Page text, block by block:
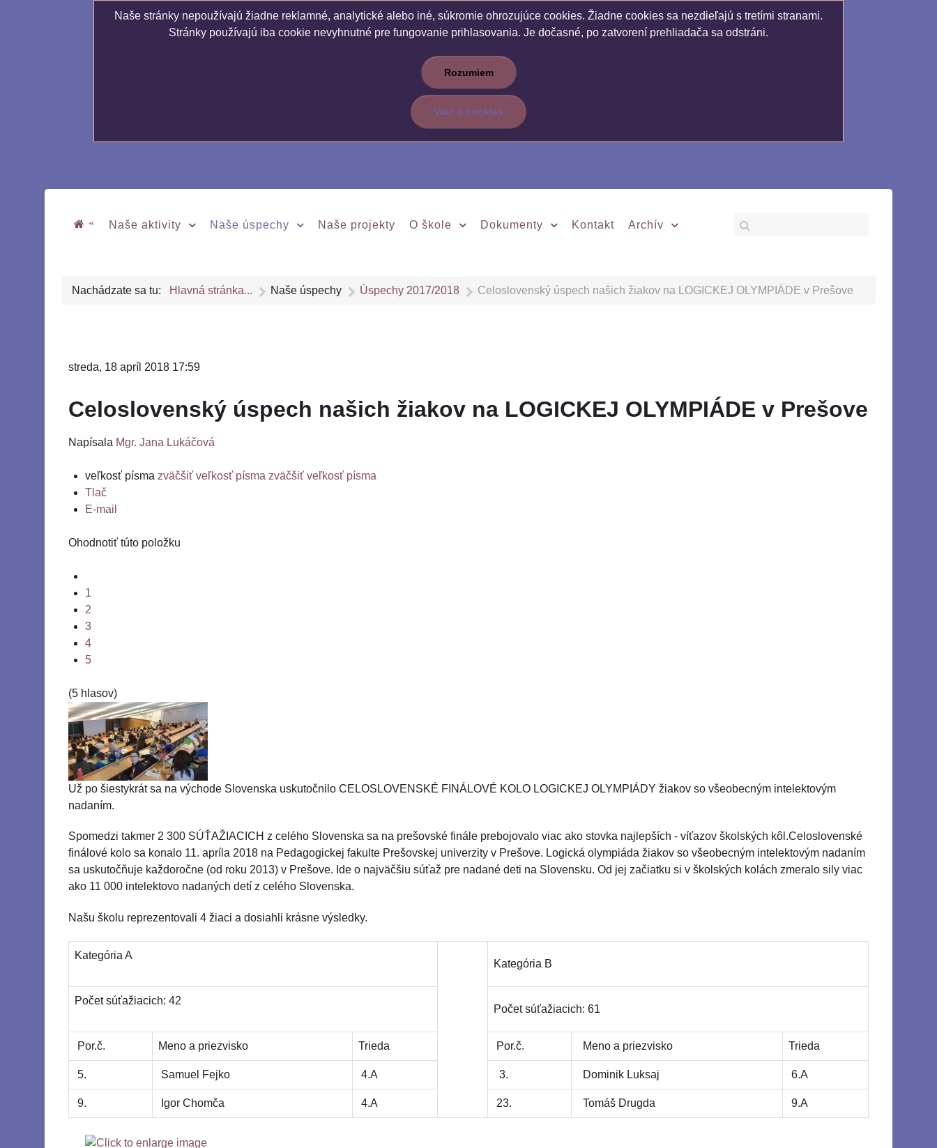
Naše stránky nepoužívajú žiadne reklamné, analytické alebo iné, súkromie ohrozujúce cookies. Žiadne cookies sa nezdieľajú s tretími stranami.
Stránky používajú iba cookie nevyhnutné pre fungovanie prihlasovania. Je dočasné, po zatvorení prehliadača sa odstráni.
Rozumiem
Viac o cookies
« Naše aktivity Naše úspechy Naše projekty O škole Dokumenty Kontakt Archív
Nachádzate sa tu: Hlavná stránka... Naše úspechy Úspechy 2017/2018 Celoslovenský úspech našich žiakov na LOGICKEJ OLYMPIÁDE v Prešove
streda, 18 apríl 2018 17:59
Celoslovenský úspech našich žiakov na LOGICKEJ OLYMPIÁDE v Prešove
Napísala Mgr. Jana Lukáčová
veľkosť písma zväčšiť veľkosť písma zväčšiť veľkosť písma
Tlač
E-mail
Ohodnotiť túto položku
1
2
3
4
5
(5 hlasov)
Už po šiestykrát sa na východe Slovenska uskutočnilo CELOSLOVENSKÉ FINÁLOVÉ KOLO LOGICKEJ OLYMPIÁDY žiakov so všeobecným intelektovým
nadaním.
Spomedzi takmer 2 300 SÚŤAŽIACICH z celého Slovenska sa na prešovské finále prebojovalo viac ako stovka najlepších - víťazov školských kôl.Celoslovenské
finálové kolo sa konalo 11. apríla 2018 na Pedagogickej fakulte Prešovskej univerzity v Prešove. Logická olympiáda žiakov so všeobecným intelektovým nadaním
sa uskutočňuje každoročne (od roku 2013) v Prešove. Ide o najväčšiu súťaž pre nadané deti na Slovensku. Od jej začiatku si v školských kolách zmeralo sily viac
ako 11 000 intelektovo nadaných detí z celého Slovenska.
Našu školu reprezentovali 4 žiaci a dosiahli krásne výsledky.
Kategória A
Kategória B
Počet súťažiacich: 42
Počet súťažiacich: 61
Por.č. Meno a priezvisko Trieda Por.č. Meno a priezvisko Trieda
5. Samuel Fejko 4.A 3. Dominik Luksaj 6.A
9. Igor Chomča 4.A 23. Tomáš Drugda 9.A